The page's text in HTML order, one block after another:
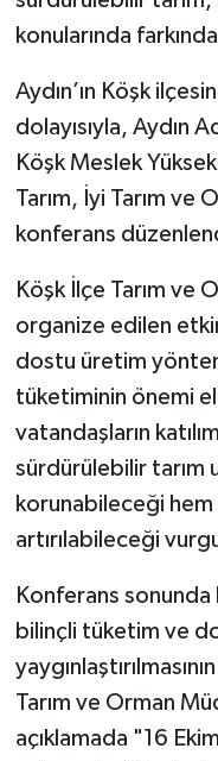
konularında
Aydın’ın Köşk
dolayısıyla, Aydın
Köşk Meslek
Tarım, İyi Tarım ve
konferans
Köşk İlçe Tarım ve
organize edilen
dostu üretim
tüketiminin önemi
vatandaşların
sürdürülebilir tarım
korunabileceği
artırılabileceği
Konferans sonunda
bilinçli tüketim ve
Tarım ve Orman
açıklamada "16